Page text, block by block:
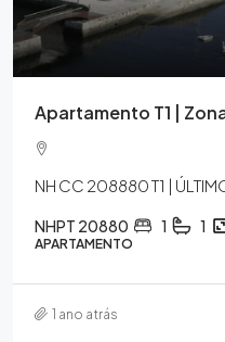
Apartamento T1 |
NH CC 208880 T1 |
NHPT 20880 1 1
APARTAMENTO
1 ano atrás